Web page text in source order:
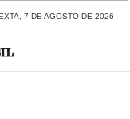
7 DE AGOSTO DE 2026